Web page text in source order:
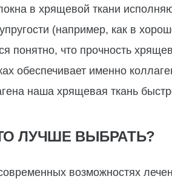
в хрящевой ткани
(например, как в
понятно, что прочность
обеспечивает именно
наша хрящевая ткань
ЛУЧШЕ ВЫБРАТЬ?
возможностях